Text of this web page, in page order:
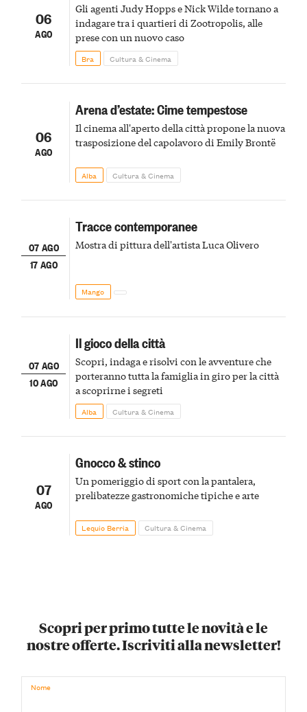
06
AGO
Gli agenti Judy Hopps e Nick Wilde tornano a
indagare tra i quartieri di Zootropolis, alle
prese con un nuovo caso
Bra Cultura & Cinema
06
AGO
Arena d’estate: Cime tempestose
Il cinema all'aperto della città propone la nuova
trasposizione del capolavoro di Emily Brontë
Alba Cultura & Cinema
07 AGO
17 AGO
Tracce contemporanee
Mostra di pittura dell'artista Luca Olivero
Mango
07 AGO
10 AGO
Il gioco della città
Scopri, indaga e risolvi con le avventure che
porteranno tutta la famiglia in giro per la città
a scoprirne i segreti
Alba Cultura & Cinema
07
AGO
Gnocco & stinco
Un pomeriggio di sport con la pantalera,
prelibatezze gastronomiche tipiche e arte
Lequio Berria Cultura & Cinema
Scopri per primo tutte le novità e le
nostre offerte. Iscriviti alla newsletter!
Nome